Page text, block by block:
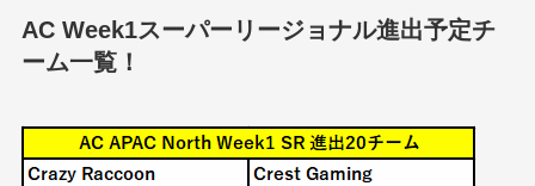
AC Week1スーパーリージョナル進出予定チ
ーム一覧！